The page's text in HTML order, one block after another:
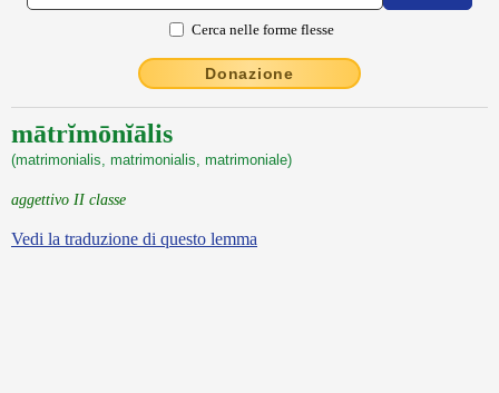
Cerca nelle forme flesse
Donazione
mātrĭmōnĭālis
(matrimonialis, matrimonialis, matrimoniale)
aggettivo II classe
Vedi la traduzione di questo lemma